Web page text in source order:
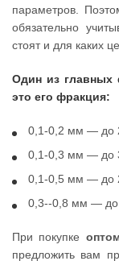
параметров.
обязательно
стоят и для каких
Один из главных
это его фракция:
0,1-0,2 мм — до
0,1-0,3 мм — до
0,1-0,5 мм — до
0,3--0,8 мм — до
При покупке
предложить вам